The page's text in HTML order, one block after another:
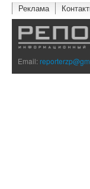
Реклама
Email: